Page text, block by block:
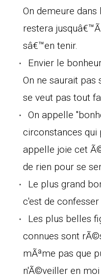
On demeure
restera
sâ€™en tenir.
Envier le
On ne saurait pas
se veut pas tout
On appelle
circonstances qui
appelle joie cet
de rien pour se
Le plus grand
c'est de
Les plus belles
connues sont
mÃªme pas que
n'Ã©veiller en